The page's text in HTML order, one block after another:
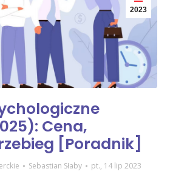
2023
Cena,
[Poradnik]
Sebastian Słaby pt., 14 lip 2023